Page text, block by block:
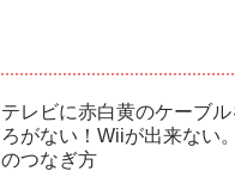
テレビに赤白黄のケーブル
ろがない！Wiiが出来ない
のつなぎ方